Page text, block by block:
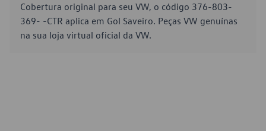
Cobertura original para seu VW, o código 376-803-
369- -CTR aplica em Gol Saveiro. Peças VW genuínas
na sua loja virtual oficial da VW.